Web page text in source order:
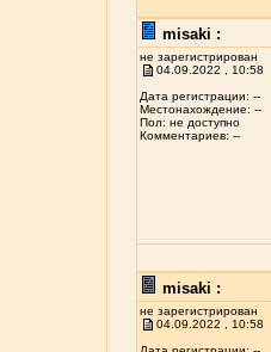
misaki :
не зарегистрирован
04.09.2022 , 10:58
Дата регистрации: --
Местонахождение: --
Пол: не доступно
Комментариев: --
misaki :
не зарегистрирован
04.09.2022 , 10:58